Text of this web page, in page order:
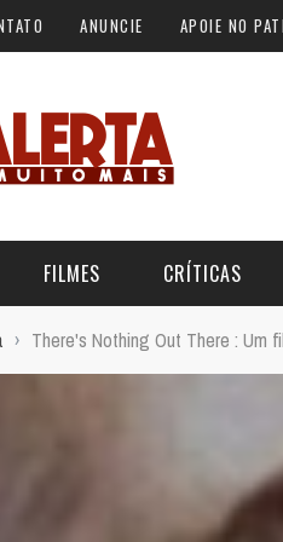
ANUNCIE APOIE NO
FILMES CRÍTICAS
› There's Nothing Out There : Um